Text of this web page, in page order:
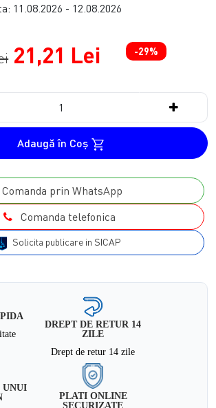
11.08.2026 - 12.08.2026
21,21 Lei -29%
Adaugă în Coş
Comanda prin WhatsApp
Comanda telefonica
Solicita publicare in SICAP
DREPT DE RETUR 14
ZILE
Drept de retur 14 zile
UNUI
PLATI ONLINE
SECURIZATE